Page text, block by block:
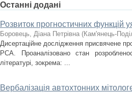
Останні додані
Розвиток прогностичних
Боровець, Діана Петрівна (Кам'янець-
Дисертаційне дослідження присвячене
РСА. Проаналізовано стан
літературі, зокрема: ...
Вербалізація автохтонних